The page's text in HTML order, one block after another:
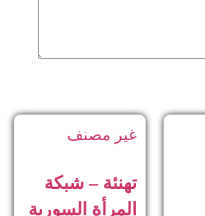
غير مصنف
تهنئة – شبكة
المرأة السورية